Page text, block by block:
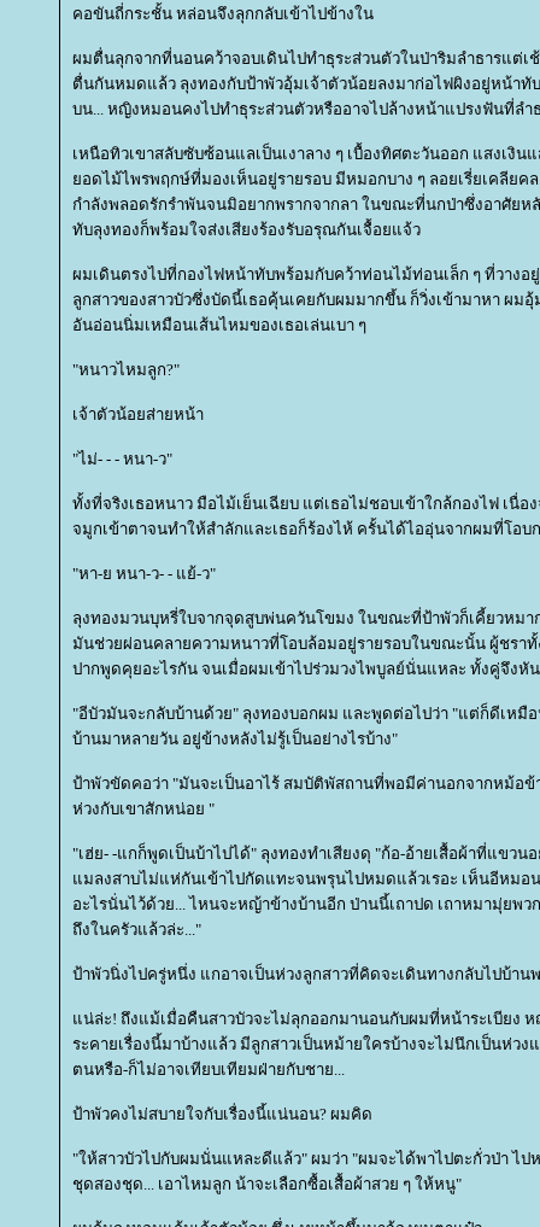
คอขันถี่กระชั้น หล่อนจึงลุกกลับเข้าไปข้างใน
ผมตื่นลุกจากที่นอนคว้าจอบเดินไปทำธุระส่วนตัวในป่าริมลำธารแต่เ
ตื่นกันหมดแล้ว ลุงทองกับป้าพัวอุ้มเจ้าตัวน้อยลงมาก่อไฟผิงอยู่หน้าทั
บน... หญิงหมอนคงไปทำธุระส่วนตัวหรืออาจไปล้างหน้าแปรงฟันที่ลำ
เหนือทิวเขาสลับซับซ้อนแลเป็นเงาลาง ๆ เบื้องทิศตะวันออก แสงเงิ
อดไม้ไพรพฤกษ์ที่มองเห็นอยู่รายรอบ มีหมอกบาง ๆ ลอยเรี่ยเคลียค
กำลังพลอดรักรำพันจนมิอยากพรากจากลา ในขณะที่นกป่าซึ่งอาศัย
ทับลุงทองก็พร้อมใจส่งเสียงร้องรับอรุณกันเจื้อยแจ้ว
ผมเดินตรงไปที่กองไฟหน้าทับพร้อมกับคว้าท่อนไม้ท่อนเล็ก ๆ ที่วาง
ลูกสาวของสาวบัวซึ่งบัดนี้เธอคุ้นเคยกับผมมากขึ้น ก็วิ่งเข้ามาหา ผม
อันอ่อนนิ่มเหมือนเส้นไหมของเธอเล่นเบา ๆ
"หนาวไหมลูก?"
เจ้าตัวน้อยส่ายหน้า
"ไม่- - - หนา-ว"
ทั้งที่จริงเธอหนาว มือไม้เย็นเฉียบ แต่เธอไม่ชอบเข้าใกล้กองไฟ เนื่อ
จมูกเข้าตาจนทำให้สำลักและเธอก็ร้องไห้ ครั้นได้ไออุ่นจากผมที่โอบ
"หา-ย หนา-ว- - แย้-ว"
ลุงทองมวนบุหรี่ใบจากจุดสูบพ่นควันโขมง ในขณะที่ป้าพัวก็เคี้ยวหมา
มันช่วยผ่อนคลายความหนาวที่โอบล้อมอยู่รายรอบในขณะนั้น ผู้ชราทั้
ปากพูดคุยอะไรกัน จนเมื่อผมเข้าไปร่วมวงไพบูลย์นั่นแหละ ทั้งคู่จึง
"อีบัวมันจะกลับบ้านด้วย" ลุงทองบอกผม และพูดต่อไปว่า "แต่ก็ดีเหมือ
บ้านมาหลายวัน อยู่ข้างหลังไม่รู้เป็นอย่างไรบ้าง"
ป้าพัวขัดคอว่า "มันจะเป็นอาไร้ สมบัติพัสถานที่พอมีค่านอกจากหม้อข้
ห่วงกับเขาสักหน่อย "
"เฮ่ย- -แกก็พูดเป็นบ้าไปได้" ลุงทองทำเสียงดุ "ก้อ-อ้ายเสื้อผ้าที่แขว
มลงสาบไม่แห่กันเข้าไปกัดแทะจนพรุนไปหมดแล้วเรอะ เห็นอีหมอ
อะไรนั่นไว้ด้วย... ไหนจะหญ้าข้างบ้านอีก ป่านนี้เถาปด เถาหมามุ่ยพ
ถึงในครัวแล้วล่ะ..."
ป้าพัวนิ่งไปครู่หนึ่ง แกอาจเป็นห่วงลูกสาวที่คิดจะเดินทางกลับไปบ้าน
น่ล่ะ! ถึงแม้เมื่อคืนสาวบัวจะไม่ลุกออกมานอนกับผมที่หน้าระเบียง
ระคายเรื่องนี้มาบ้างแล้ว มีลูกสาวเป็นหม้ายใครบ้างจะไม่นึกเป็นห่วง
ตนหรือ-ก็ไม่อาจเทียบเทียมฝ่ายกับชาย...
ป้าพัวคงไม่สบายใจกับเรื่องนี้แน่นอน? ผมคิด
"ให้สาวบัวไปกับผมนั่นแหละดีแล้ว" ผมว่า "ผมจะได้พาไปตะกั่วป่า ไป
ชุดสองชุด... เอาไหมลูก น้าจะเลือกซื้อเสื้อผ้าสวย ๆ ให้หนู"